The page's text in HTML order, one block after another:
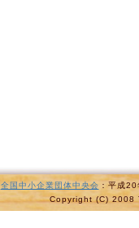
全国中小企業団体中央会 ：平成
Copyright (C) 2008